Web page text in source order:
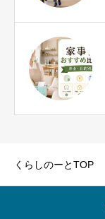
くらしのーとTOP